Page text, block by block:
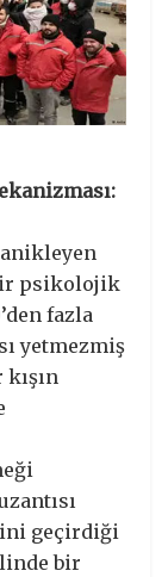
psikolojik
fazla
yetmezmiş
geçirdiği
bir